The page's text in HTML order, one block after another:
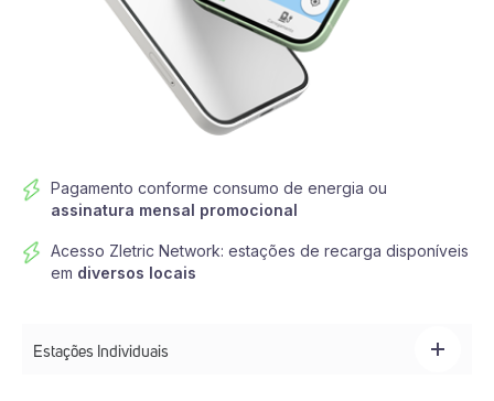
Pagamento conforme consumo de energia ou
assinatura mensal promocional
Acesso Zletric Network: estações de recarga disponíveis
em diversos locais
Estações Individuais